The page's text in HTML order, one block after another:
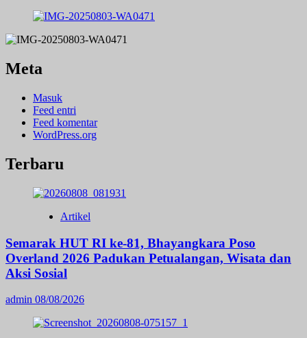
Meta
Masuk
Feed entri
Feed komentar
WordPress.org
Terbaru
Artikel
Semarak HUT RI ke-81, Bhayangkara Poso
Overland 2026 Padukan Petualangan, Wisata dan
Aksi Sosial
admin 08/08/2026